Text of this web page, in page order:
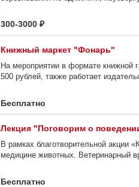
300-3000 ₽
Книжный маркет "Фонарь"
На мероприятии в формате книжной
500 рублей, также работает
Бесплатно
Лекция "Поговорим о
В рамках благотворительной акции
медицине животных. Ветеринарный
Бесплатно